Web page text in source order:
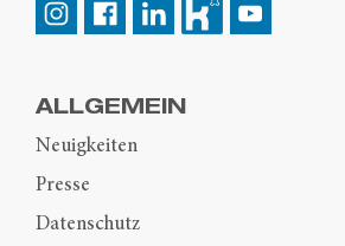
ALLGEMEIN
Neuigkeiten
Presse
Datenschutz